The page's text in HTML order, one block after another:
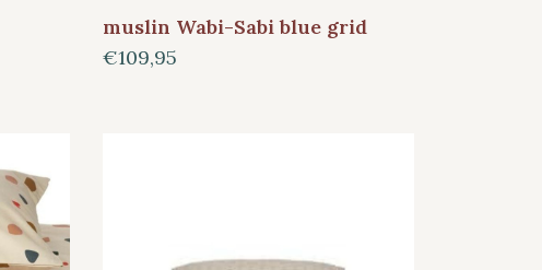
muslin Wabi-Sabi blue grid
€109,95